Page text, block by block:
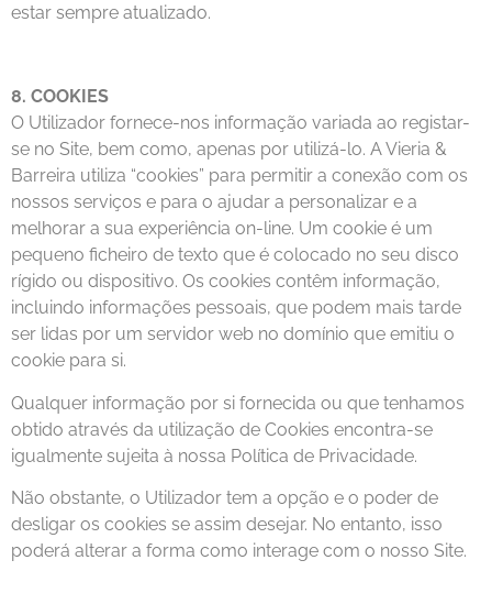
estar sempre atualizado.
8. COOKIES
O Utilizador fornece-nos informação variada ao registar-
se no Site, bem como, apenas por utilizá-lo. A Vieria &
Barreira utiliza “cookies” para permitir a conexão com os
nossos serviços e para o ajudar a personalizar e a
melhorar a sua experiência on-line. Um cookie é um
pequeno ficheiro de texto que é colocado no seu disco
rígido ou dispositivo. Os cookies contêm informação,
incluindo informações pessoais, que podem mais tarde
ser lidas por um servidor web no domínio que emitiu o
cookie para si.
Qualquer informação por si fornecida ou que tenhamos
obtido através da utilização de Cookies encontra-se
igualmente sujeita à nossa Política de Privacidade.
Não obstante, o Utilizador tem a opção e o poder de
desligar os cookies se assim desejar. No entanto, isso
poderá alterar a forma como interage com o nosso Site.